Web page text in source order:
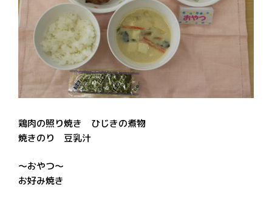
鶏肉の照り焼き ひじきの煮物
焼きのり 豆乳汁
～おやつ～
お好み焼き